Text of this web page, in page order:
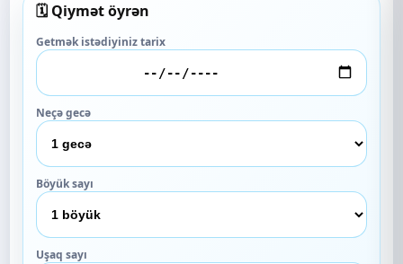
🗓️ Qiymət öyrən
Getmək istədiyiniz tarix
Neçə gecə
Böyük sayı
Uşaq sayı